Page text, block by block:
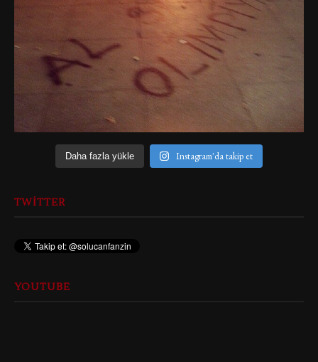
Daha fazla yükle Instagram'da takip et
TWITTER
YOUTUBE